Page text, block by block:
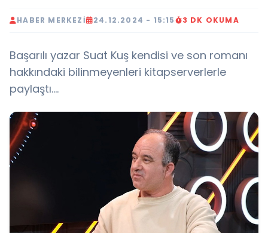
HABER MERKEZI 24.12.2024 - 15:15 3 DK OKUMA
Başarılı yazar Suat Kuş kendisi ve son romanı
hakkındaki bilinmeyenleri kitapserverlerle
paylaştı....